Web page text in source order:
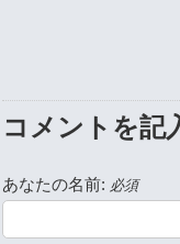
コメントを記
あなたの名前: 必須